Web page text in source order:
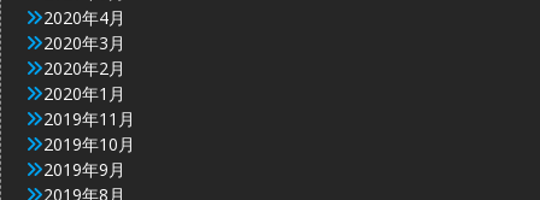
2020年4月
2020年3月
2020年2月
2020年1月
2019年11月
2019年10月
2019年9月
2019年8月